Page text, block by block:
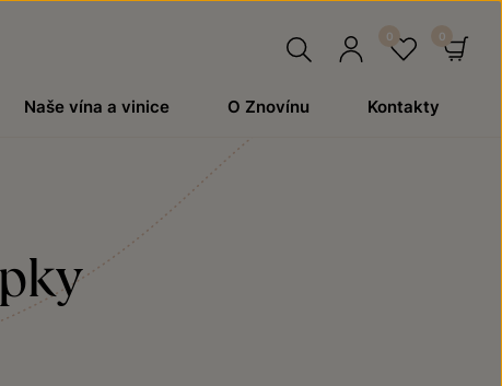
Naše vína a vinice O Znovínu Kontakty